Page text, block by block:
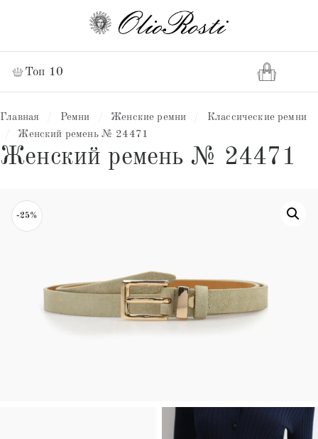
Топ 10
Главная Ремни Женские ремни
Классические ремни
Женский ремень № 24471
Женский ремень № 24471
-25%